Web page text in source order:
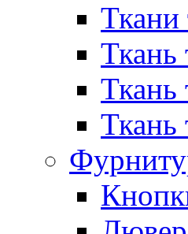
Ткани
Ткань
Ткань
Ткань